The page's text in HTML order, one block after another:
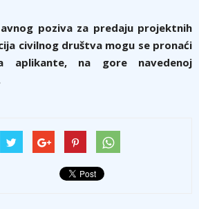
poziva za predaju projektnih
civilnog društva mogu se pronaći
aplikante, na gore navedenoj